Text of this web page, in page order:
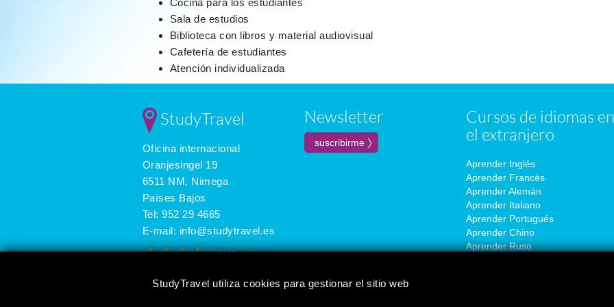
Cocina para los estudiantes
Sala de estudios
Biblioteca con libros y material audiovisual
Cafetería de estudiantes
Atención individualizada
StudyTravel utiliza cookies para gestionar el sitio web
StudyTravel
Oficina internacional
Oranjesingel 19
6511 NM, Nimega
Países Bajos
Tel: 952 29 4665
E-mail: info@studytravel.es
3626 reviews
Newsletter
Cursos de idiomas en
el extranjero
Aprender Inglés
Aprender Francés
Aprender Alemán
Aprender Italiano
Aprender Portugués
Aprender Chino
Aprender Ruso